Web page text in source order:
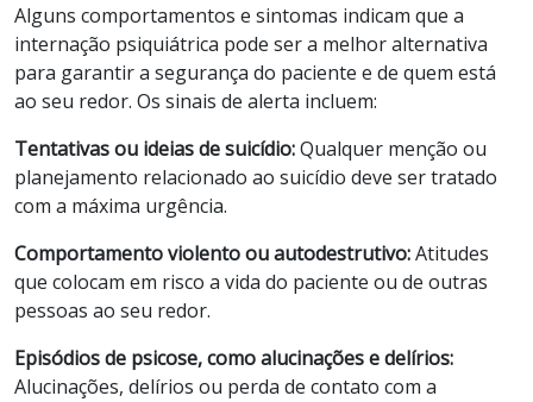
Alguns comportamentos e sintomas indicam que a
internação psiquiátrica pode ser a melhor alternativa
para garantir a segurança do paciente e de quem está
ao seu redor. Os sinais de alerta incluem:
Tentativas ou ideias de suicídio:Qualquer menção ou
planejamento relacionado ao suicídio deve ser tratado
com a máxima urgência.
Comportamento violento ou autodestrutivo:Atitudes
que colocam em risco a vida do paciente ou de outras
pessoas ao seu redor.
Episódios de psicose, como alucinações e delírios:
Alucinações, delírios ou perda de contato com a